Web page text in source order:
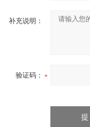
补充说明：
验证码：